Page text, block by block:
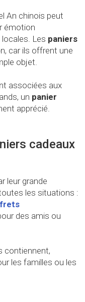
An chinois peut
émotion
Les paniers
car ils offrent une
objet.
associées aux
un panier
apprécié.
cadeaux
leur grande
les situations :
des amis ou
contiennent,
les familles ou les